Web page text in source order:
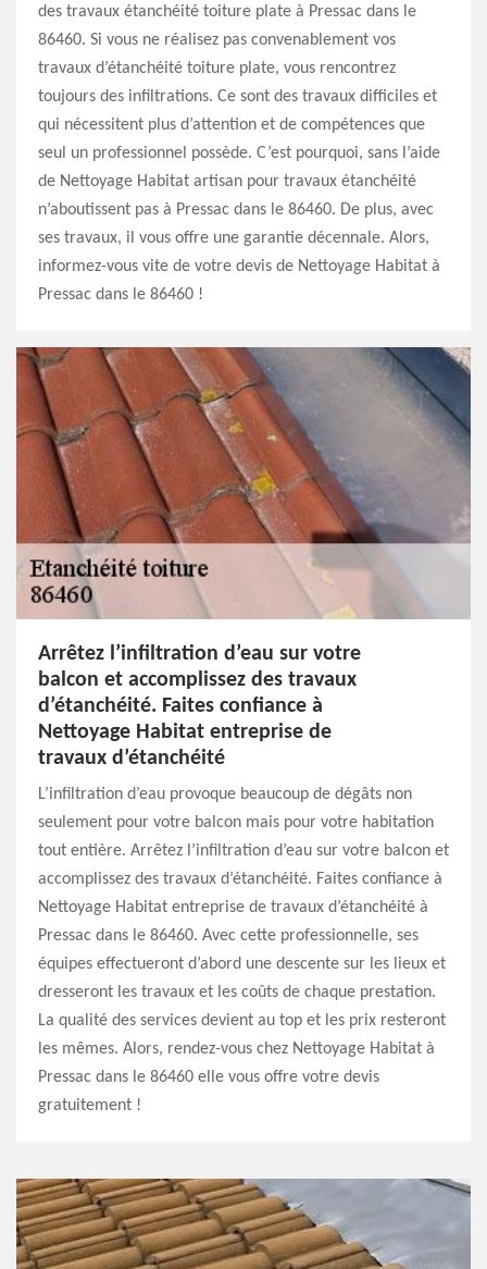
des travaux étanchéité toiture plate à Pressac dans le
86460. Si vous ne réalisez pas convenablement vos
travaux d’étanchéité toiture plate, vous rencontrez
toujours des infiltrations. Ce sont des travaux difficiles et
qui nécessitent plus d’attention et de compétences que
seul un professionnel possède. C’est pourquoi, sans l’aide
de Nettoyage Habitat artisan pour travaux étanchéité
n’aboutissent pas à Pressac dans le 86460. De plus, avec
ses travaux, il vous offre une garantie décennale. Alors,
informez-vous vite de votre devis de Nettoyage Habitat à
Pressac dans le 86460 !
Arrêtez l’infiltration d’eau sur votre
balcon et accomplissez des travaux
d’étanchéité. Faites confiance à
Nettoyage Habitat entreprise de
travaux d’étanchéité
L’infiltration d’eau provoque beaucoup de dégâts non
seulement pour votre balcon mais pour votre habitation
tout entière. Arrêtez l’infiltration d’eau sur votre balcon et
accomplissez des travaux d’étanchéité. Faites confiance à
Nettoyage Habitat entreprise de travaux d’étanchéité à
Pressac dans le 86460. Avec cette professionnelle, ses
équipes effectueront d’abord une descente sur les lieux et
dresseront les travaux et les coûts de chaque prestation.
La qualité des services devient au top et les prix resteront
les mêmes. Alors, rendez-vous chez Nettoyage Habitat à
Pressac dans le 86460 elle vous offre votre devis
gratuitement !